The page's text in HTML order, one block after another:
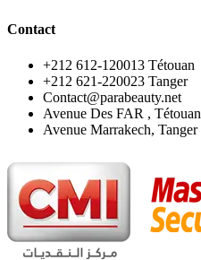
Contact
‪+212 612-120013 Tétouan
‪+212 621-220023 Tanger
Contact@parabeauty.net
Avenue Des FAR , Tétouan
Avenue Marrakech, Tanger